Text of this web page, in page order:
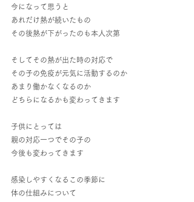
今になって思うと
あれだけ熱が続いたもの
その後熱が下がったのも本人次第
そしてその熱が出た時の対応で
その子の免疫が元気に活動するのか
あまり働かなくなるのか
どちらになるかも変わってきます
子供にとっては
親の対応一つでその子の
今後も変わってきます
感染しやすくなるこの季節に
体の仕組みについて